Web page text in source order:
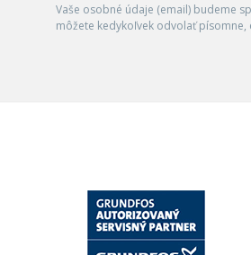
Vaše osobné údaje (email) budeme
môžete kedykoľvek odvolať